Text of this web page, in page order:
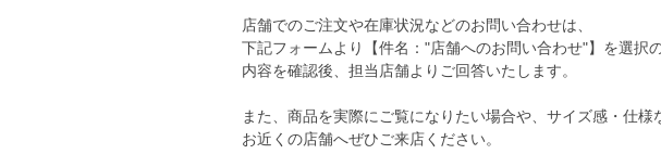
店舗でのご注文や在庫状況などのお問い合わせは、
下記フォームより【件名："店舗へのお問い合わせ"】を選択
内容を確認後、担当店舗よりご回答いたします。
また、商品を実際にご覧になりたい場合や、サイズ感・仕様
お近くの店舗へぜひご来店ください。